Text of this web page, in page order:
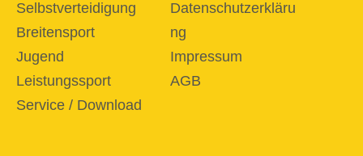
Selbstverteidigung
Breitensport
Jugend
Leistungssport
Service / Download
Datenschutzerkläru
ng
Impressum
AGB